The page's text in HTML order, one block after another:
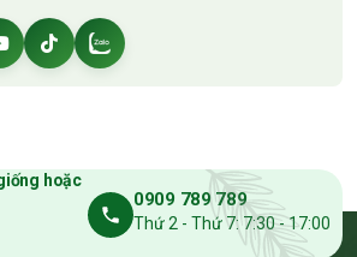
hoặc
0909 789 789
Thứ 2 - Thứ 7: 7:30 - 17:00